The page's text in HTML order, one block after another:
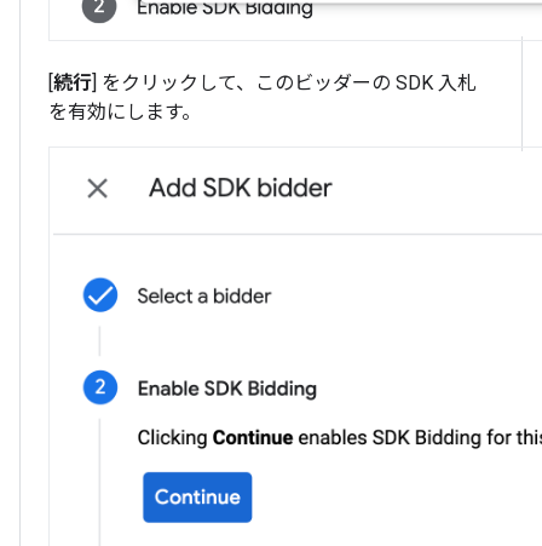
[続行] をクリックして、このビッダーの SDK 入札
を有効にします。